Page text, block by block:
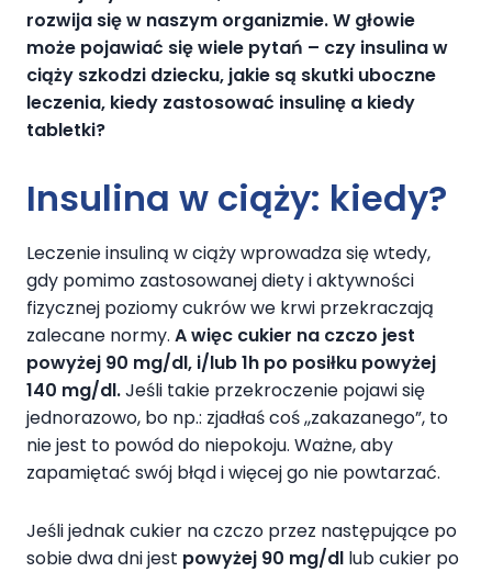
rozwija się w naszym organizmie. W głowie
może pojawiać się wiele pytań – czy insulina w
ciąży szkodzi dziecku, jakie są skutki uboczne
leczenia, kiedy zastosować insulinę a kiedy
tabletki?
Insulina w ciąży: kiedy?
Leczenie insuliną w ciąży wprowadza się wtedy,
gdy pomimo zastosowanej diety i aktywności
fizycznej poziomy cukrów we krwi przekraczają
zalecane normy. A więc cukier na czczo jest
powyżej 90 mg/dl, i/lub 1h po posiłku powyżej
140 mg/dl.Jeśli takie przekroczenie pojawi się
jednorazowo, bo np.: zjadłaś coś ,,zakazanego”, to
nie jest to powód do niepokoju. Ważne, aby
zapamiętać swój błąd i więcej go nie powtarzać.
Jeśli jednak cukier na czczo przez następujące po
sobie dwa dni jest powyżej 90 mg/dl lub cukier po